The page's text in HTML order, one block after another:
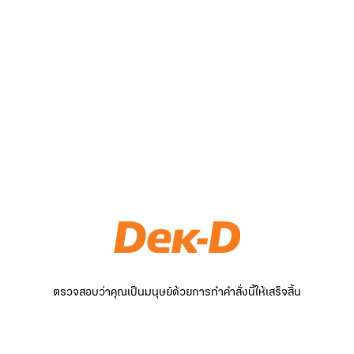
ตรวจสอบว่าคุณเป็นมนุษย์ด้วยการทำคำสั่งนี้ให้เสร็จสิ้น